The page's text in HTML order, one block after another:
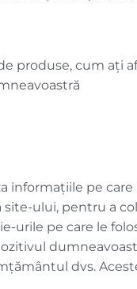
produse, cum aţi
informațiile pe
ului, pentru a
urile pe care le
dvs.